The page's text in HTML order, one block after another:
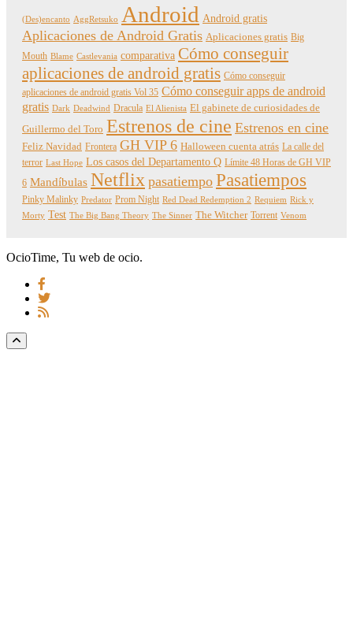
(Des)encanto AggRetsuko Android Android gratis
Aplicaciones de Android Gratis Aplicaciones gratis Big
Mouth Blame Castlevania comparativa Cómo conseguir
aplicaciones de android gratis Cómo conseguir
aplicaciones de android gratis Vol 35 Cómo conseguir apps de android
gratis Dark Deadwind Dracula El Alienista El gabinete de curiosidades de
Guillermo del Toro Estrenos de cine Estrenos en cine
Feliz Navidad Frontera GH VIP 6 Halloween cuenta atrás La calle del
terror Last Hope Los casos del Departamento Q Límite 48 Horas de GH VIP
6 Mandíbulas Netflix pasatiempo Pasatiempos
Pinky Malinky Predator Prom Night Red Dead Redemption 2 Requiem Rick y
Morty Test The Big Bang Theory The Sinner The Witcher Torrent Venom
OcioTime, Tu web de ocio.